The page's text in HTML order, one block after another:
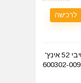
לרכישה
מאוורר תקרה דקורטיבי 52 אינץ'
ARROW 40W דגם 600302-009